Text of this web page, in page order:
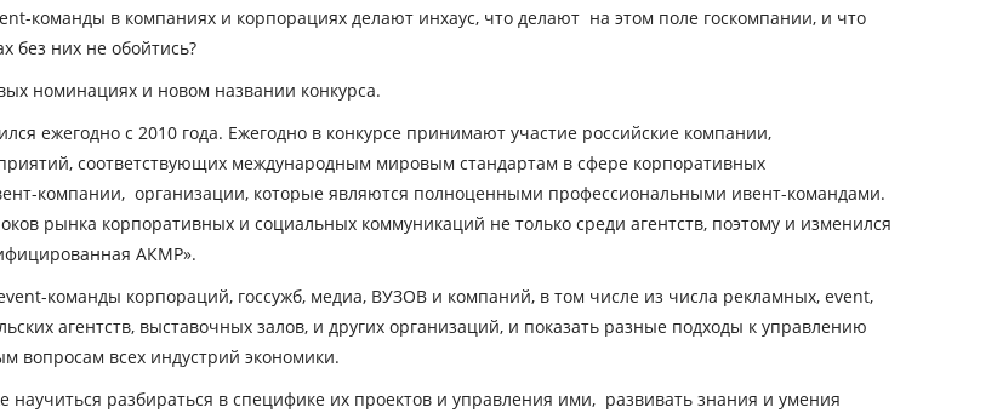
команды в компаниях и корпорациях делают инхаус, что делают на этом поле госкомпании, и что
без них не обойтись?
номинациях и новом названии конкурса.
ежегодно с 2010 года. Ежегодно в конкурсе принимают участие российские компании,
соответствующих международным мировым стандартам в сфере корпоративных
компании, организации, которые являются полноценными профессиональными ивент-командами.
рынка корпоративных и социальных коммуникаций не только среди агентств, поэтому и изменился
АКМР».
команды корпораций, госсужб, медиа, ВУЗОВ и компаний, в том числе из числа рекламных, event,
агентств, выставочных залов, и других организаций, и показать разные подходы к управлению
вопросам всех индустрий экономики.
разбираться в специфике их проектов и управления ими, развивать знания и умения